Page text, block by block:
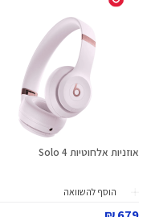
אוזניות אלחוטיות Solo 4
הוסף להשוואה